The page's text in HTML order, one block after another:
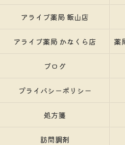
アライブ薬局 飯山店
アライブ薬局 かなくら店 薬
ブログ
プライバシーポリシー
処方箋
訪問調剤